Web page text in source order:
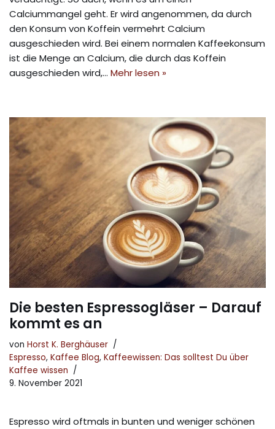
Calciummangel geht. Er wird angenommen, da durch
den Konsum von Koffein vermehrt Calcium
ausgeschieden wird. Bei einem normalen Kaffeekonsum
ist die Menge an Calcium, die durch das Koffein
ausgeschieden wird,… Mehr lesen »
Die besten Espressogläser – Darauf
kommt es an
von Horst K. Berghäuser
Espresso, Kaffee Blog, Kaffeewissen: Das solltest Du über
Kaffee wissen
9. November 2021
Espresso wird oftmals in bunten und weniger schönen